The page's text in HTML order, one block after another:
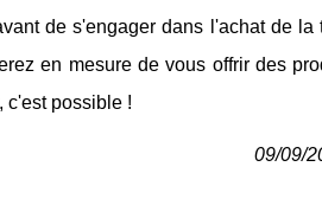
de s'engager dans l'achat de
en mesure de vous offrir des
c'est possible !
09/09/